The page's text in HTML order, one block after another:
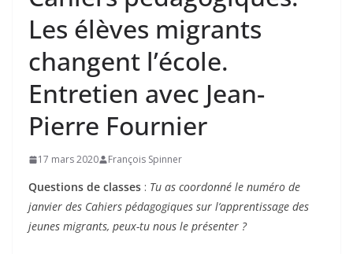
Les élèves migrants
changent l’école.
Entretien avec Jean-
Pierre Fournier
17 mars 2020 François Spinner
Questions de classes : Tu as coordonné le numéro de
janvier des Cahiers pédagogiques sur l’apprentissage des
jeunes migrants, peux-tu nous le présenter ?